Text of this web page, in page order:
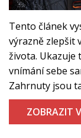
Tento článek
výrazně zlepšit
života. Ukazuje
vnímání sebe
Zahrnuty jsou
nasazovacích
péče, které
ZOBRAZIT